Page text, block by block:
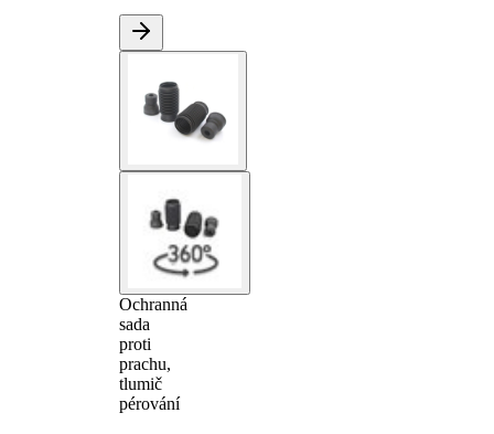
Ochranná
sada
proti
prachu,
tlumič
pérování